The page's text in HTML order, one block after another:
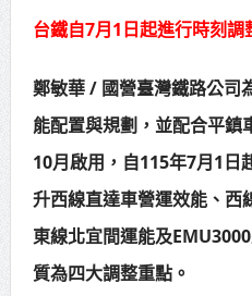
不對稱戰力
邁組閣
賴總統肯定「金
圍者 允諾完善支持
海巡署南部分署
勉提升巡防戰力
台鐵自7月1日起進行時刻
鄭敏華 / 國營臺灣鐵路公司
能配置與規劃，並配合平鎮
10月啟用，自115年7月1日
升西線直達車營運效能、西
東線北宜間運能及
質為四大調整重點。